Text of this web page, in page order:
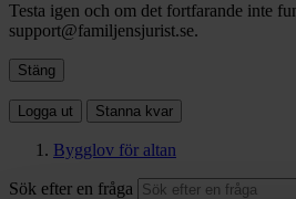
Testa igen och om det fortfarande inte
support@familjensjurist.se.
Stäng
Logga ut Stanna kvar
Bygglov för altan
Sök efter en fråga